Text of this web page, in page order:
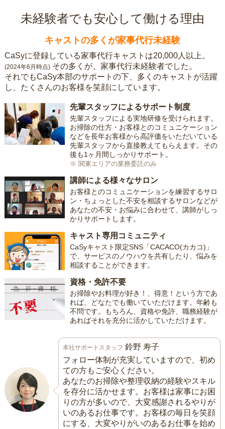
未経験者でも安心して働ける理由
キャストの多くが家事代行未経験
CaSyに登録している家事代行キャストは20,000人以上。
(2024年6月時点) その多くが、家事代行未経験者でした。
それでもCaSy本部のサポートの下、多くのキャストが活躍
し、たくさんのお客様を笑顔にしています。
先輩スタッフによるサポート制度
先輩スタッフによる実地研修を受けられます。
お掃除の仕方・お客様とのコミュニケーション
などを長年お客様から高評価をいただいている
先輩スタッフから直接教えてもらえます。その
後も1ヶ月間しっかりサポート。
※ 関東エリアの業務委託のみ
講師による様々なサロン
お客様とのコミュニケーションを練習するサロ
ン・ちょっとした不安を相談するサロンなどが
あなたの不安・お悩みに合わせて、講師がしっ
かりサポートします。
キャスト専用コミュニティ
CaSyキャスト限定SNS「CACACO(カカコ)」
で、サービスのノウハウを共有したり、悩みを
相談することができます。
資格・免許不要
お掃除やお料理が好き！、得意！という方であ
れば、どなたでも働いていただけます。年齢も
不問です。もちろん、資格や免許、職務経験が
あればそれを充分に活かしていただけます。
本社サポートスタッフ 鈴野 寿子
フォロー体制が充実していますので、初め
ての方もご安心ください。
あなたのお掃除や整理収納の経験やスキル
を存分に活かせます。お客様は家事にお困
りの方が多いので、大変感謝されるやりが
いのあるお仕事です。お客様の毎日を笑顔
にする、大変やりがいのあるお仕事を始め